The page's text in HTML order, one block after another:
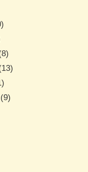
(9)